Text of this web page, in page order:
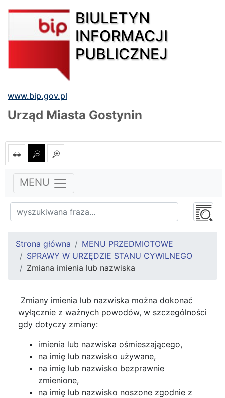
BIULETYN
INFORMACJI
PUBLICZNEJ
www.bip.gov.pl
Urząd Miasta Gostynin
MENU
Strona główna
MENU PRZEDMIOTOWE
SPRAWY W URZĘDZIE STANU CYWILNEGO
Zmiana imienia lub nazwiska
Zmiany imienia lub nazwiska można dokonać
wyłącznie z ważnych powodów, w szczególności
gdy dotyczy zmiany:
imienia lub nazwiska ośmieszającego,
na imię lub nazwisko używane,
na imię lub nazwisko bezprawnie
zmienione,
na imię lub nazwisko noszone zgodnie z